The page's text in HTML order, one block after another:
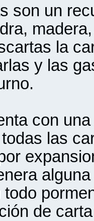
son un
la
y las
con
las
de